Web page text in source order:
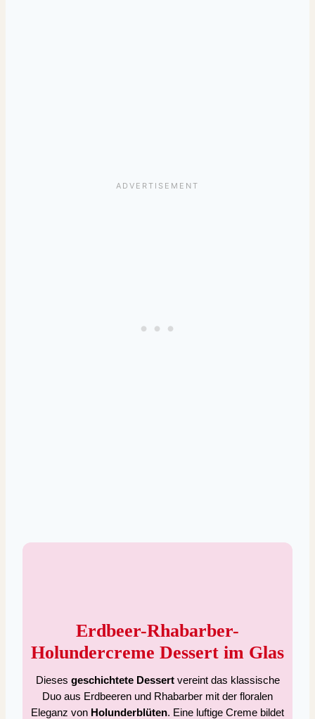
Erdbeer-Rhabarber-
Holundercreme Dessert im Glas
Dieses geschichtete Dessertvereint das klassische
Duo aus Erdbeeren und Rhabarber mit der floralen
Eleganz von Holunderblüten. Eine luftige Creme bildet